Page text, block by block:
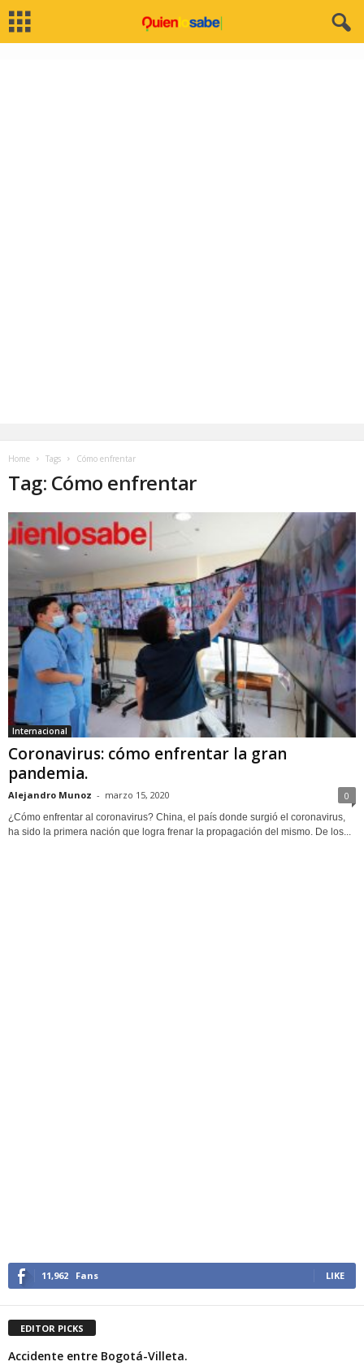
Home Tags Cómo enfrentar
Tag: Cómo enfrentar
Internacional
Coronavirus: cómo enfrentar la gran
pandemia.
Alejandro Munoz - marzo 15, 2020 0
¿Cómo enfrentar al coronavirus? China, el país donde surgió el coronavirus,
ha sido la primera nación que logra frenar la propagación del mismo. De los...
11,962 Fans LIKE
EDITOR PICKS
Accidente entre Bogotá-Villeta.